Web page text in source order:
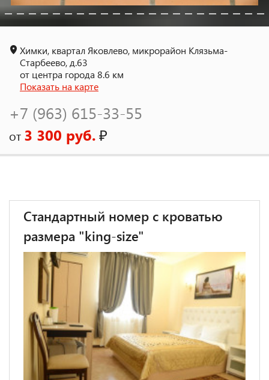
Химки, квартал Яковлево, микрорайон Клязьма-
Старбеево, д.63
от центра города 8.6 км
Показать на карте
+7 (963) 615-33-55
от 3 300 руб.₽
Стандартный номер с кроватью
размера "king-size"